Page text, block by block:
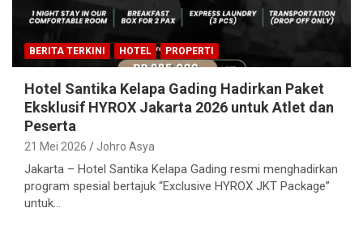
BERITA TERKINI HOTEL PROPERTI
Hotel Santika Kelapa Gading Hadirkan Paket
Eksklusif HYROX Jakarta 2026 untuk Atlet dan
Peserta
21 Mei 2026 Johro Asya
Jakarta – Hotel Santika Kelapa Gading resmi menghadirkan
program spesial bertajuk “Exclusive HYROX JKT Package”
untuk…